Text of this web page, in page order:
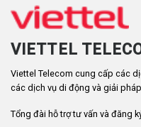
VIETTEL
Viettel Telecom cung cấp các
các dịch vụ di động và giải
Tổng đài hỗ trợ tư vấn và đăng